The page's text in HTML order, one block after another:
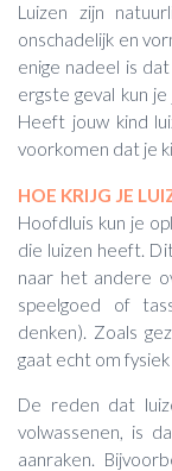
Luizen zijn
onschadelijk en
enige nadeel is
ergste geval kun
Heeft jouw kind
voorkomen dat je
HOE KRIJG JE
Hoofdluis kun je
die luizen heeft.
naar het andere
speelgoed of
denken). Zoals
gaat echt om
De reden dat
volwassenen, is
aanraken.